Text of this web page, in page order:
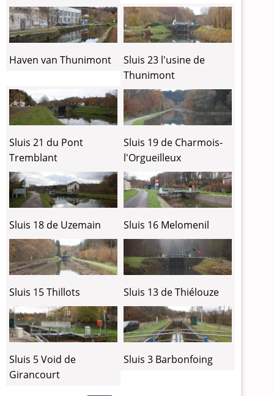
Haven van Thunimont
Sluis 23 l'usine de
Thunimont
Sluis 21 du Pont
Tremblant
Sluis 19 de Charmois-
l'Orgueilleux
Sluis 18 de Uzemain Sluis 16 Melomenil
Sluis 15 Thillots Sluis 13 de Thiélouze
Sluis 5 Void de
Girancourt
Sluis 3 Barbonfoing